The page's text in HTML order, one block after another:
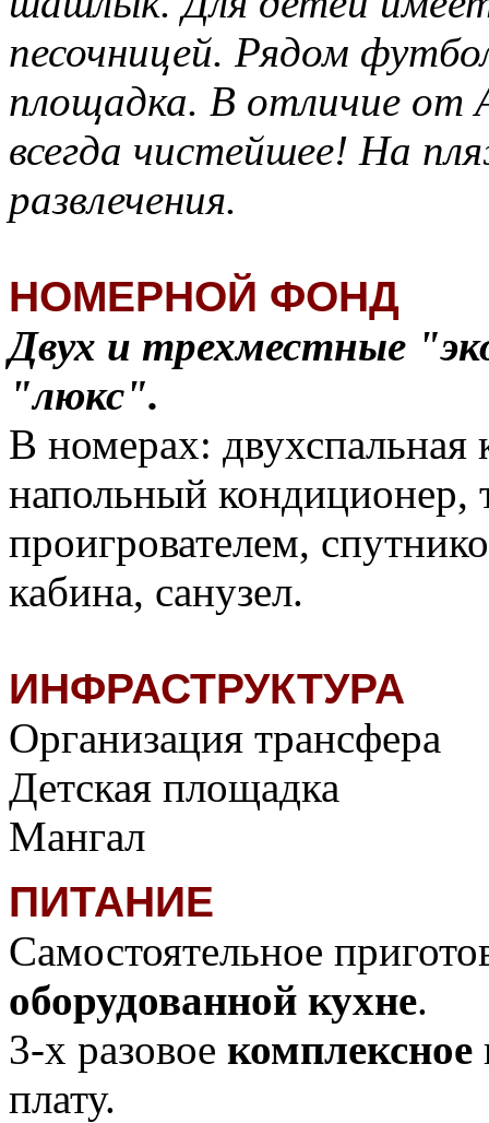
песочницей. Рядом
площадка. В отличие от
всегда чистейшее! На
развлечения.
НОМЕРНОЙ ФОНД
Двух и трехместные
"люкс".
В номерах: двухспальная
напольный кондиционер,
проигрователем,
кабина, санузел.
ИНФРАСТРУКТУРА
Организация трансфера
Детская площадка
Мангал
ПИТАНИЕ
Самостоятельное
оборудованной кухне.
3-х разовое комплексное
плату.